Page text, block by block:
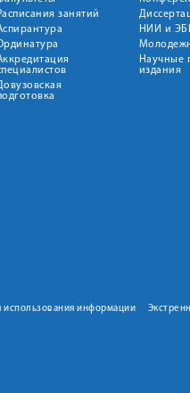
занятий
НИИ и
Научные
издания
использования информации